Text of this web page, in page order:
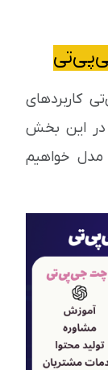
در این بخش
مدل خواهیم